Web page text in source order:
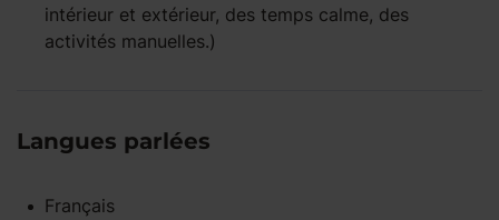
intérieur et extérieur, des temps calme, des
activités manuelles.)
Langues parlées
Français